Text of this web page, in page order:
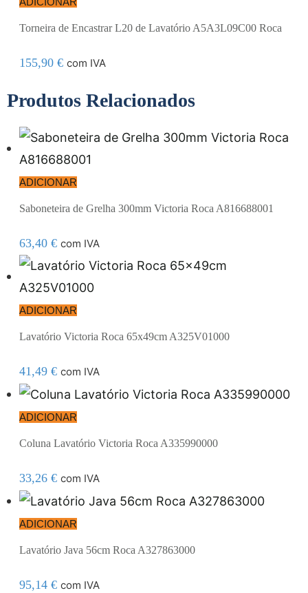
Torneira de Encastrar L20 de Lavatório A5A3L09C00 Roca
155,90 € com IVA
Produtos Relacionados
ADICIONAR
Saboneteira de Grelha 300mm Victoria Roca A816688001
63,40 € com IVA
ADICIONAR
Lavatório Victoria Roca 65x49cm A325V01000
41,49 € com IVA
ADICIONAR
Coluna Lavatório Victoria Roca A335990000
33,26 € com IVA
ADICIONAR
Lavatório Java 56cm Roca A327863000
95,14 € com IVA